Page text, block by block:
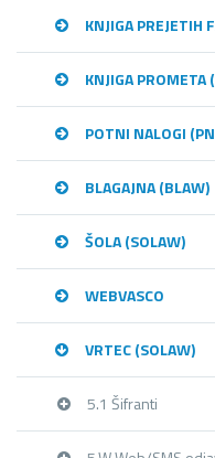
KNJIGA PREJETIH
KNJIGA PROMETA
POTNI NALOGI
BLAGAJNA (BLAW)
ŠOLA (SOLAW)
WEBVASCO
VRTEC (SOLAW)
5.1 Šifranti